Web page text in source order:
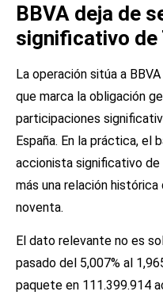
BBVA deja de
significativo de
La operación sitúa a
que marca la obligación
participaciones
España. En la práctica, el
accionista significativo
más una relación
noventa.
El dato relevante no es
pasado del 5,007% al
paquete en 111.399.914